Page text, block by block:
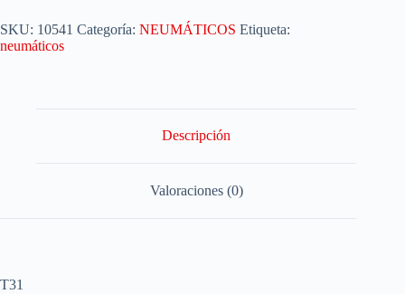
SKU: 10541 Categoría: NEUMÁTICOS Etiqueta:
neumáticos
Descripción
Valoraciones (0)
T31